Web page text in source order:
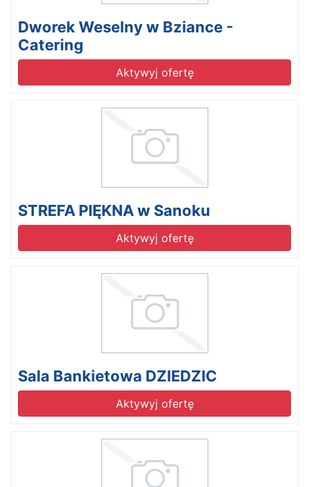
Dworek Weselny w Bziance -
Catering
Aktywyj ofertę
STREFA PIĘKNA w Sanoku
Aktywyj ofertę
Sala Bankietowa DZIEDZIC
Aktywyj ofertę